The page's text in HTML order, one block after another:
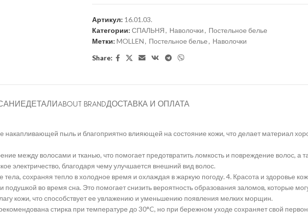
Артикул: 16.01.03.
Категории: СПАЛЬНЯ, Наволочки, Постельное белье
Метки: MOLLEN, Постельное белье, Наволочки
Share:
ДЕТАЛИABOUT BRANDДОСТАВКА И ОПЛАТА
накапливающей пыль и благоприятно влияющей на состояние кожи, что делает материал
между волосами и тканью, что помогает предотвратить ломкость и повреждение волос, а
электричество, благодаря чему улучшается внешний вид волос.
тела, сохраняя тепло в холодное время и охлаждая в жаркую погоду. 4. Красота и здоровье
во время сна. Это помогает снизить вероятность образования заломов, которые
кожи, что способствует ее увлажению и уменьшению появления мелких морщин.
стирка при температуре до 30°C, но при бережном уходе сохраняет свой